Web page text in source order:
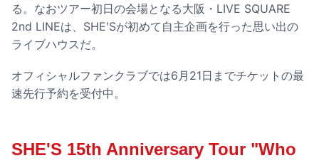
る。なおツアー初日の会場となる大阪・LIVE SQUARE
2nd LINEは、SHE'Sが初めて自主企画を行った思い出の
ライブハウスだ。
オフィシャルファンクラブでは6月21日までチケットの最
速先行予約を受付中。
SHE'S 15th Anniversary Tour "Who